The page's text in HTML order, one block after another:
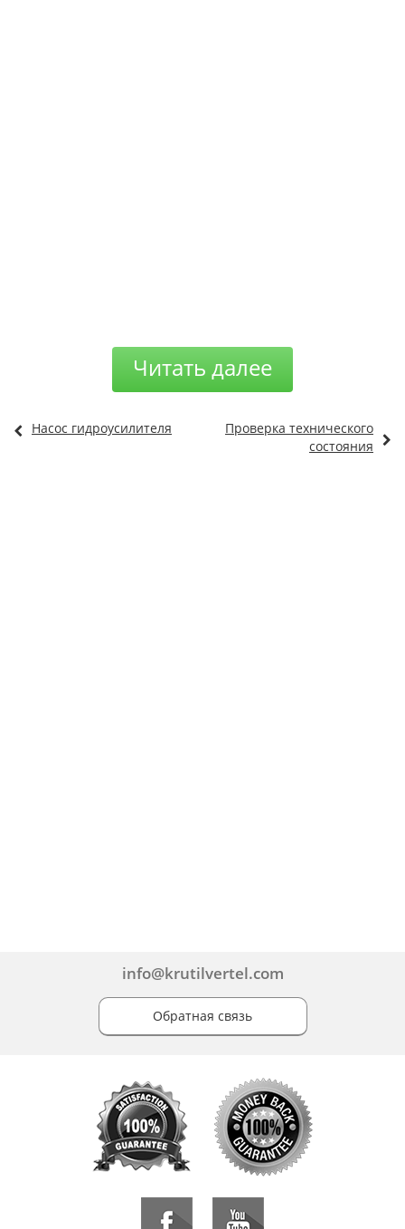
Читать далее
Насос гидроусилителя
Проверка технического
состояния
info@krutilvertel.com
Обратная связь